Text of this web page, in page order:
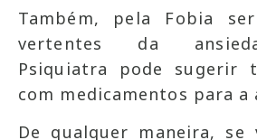
Também, pela Fobia
vertentes da
Psiquiatra pode sugerir
com medicamentos para a
De qualquer maneira, se